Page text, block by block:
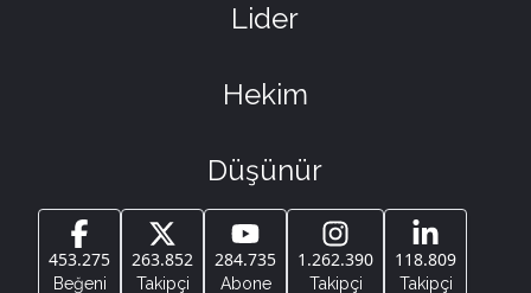
Lider
Hekim
Düşünür
453.275
Beğeni
263.852
Takipçi
284.735
Abone
1.262.390
Takipçi
118.809
Takipçi